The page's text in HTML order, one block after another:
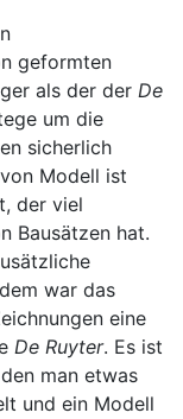
geformten
als der der De
um die
sicherlich
Modell ist
der viel
Bausätzen hat.
war das
eine
De Ruyter. Es ist
man etwas
und ein Modell